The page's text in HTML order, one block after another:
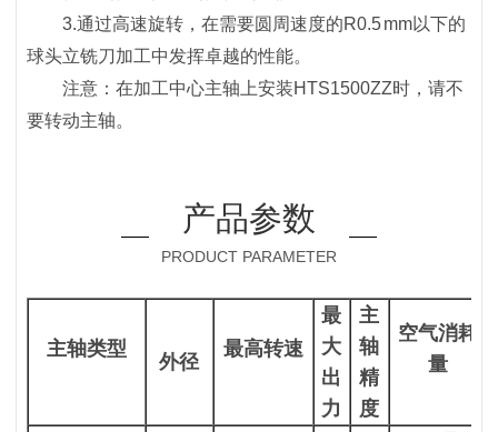
3.通过高速旋转，在需要圆周速度的R0.5 mm以下的
球头立铣刀加工中发挥卓越的性能。
注意：在加工中心主轴上安装HTS1500ZZ时，请不
要转动主轴。
产品参数
PRODUCT PARAMETER
主轴类型
外径
最高转速
最
大
出
力
主
轴
精
度
空气消耗
量